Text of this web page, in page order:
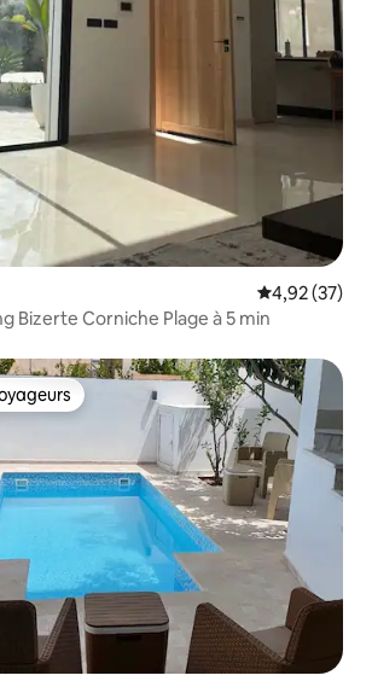
Évaluation
4,92 (37)
Bizerte Corniche Plage à 5 min